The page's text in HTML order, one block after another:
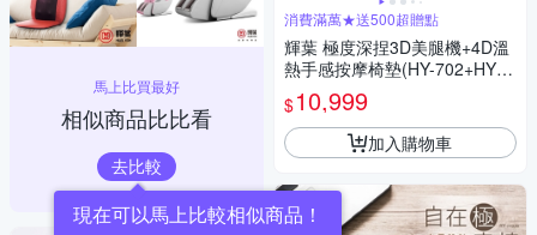
馬上比買最好
相似商品比比看
去比較
現在可以馬上比較相似商品！
消費滿萬★送500超贈點
輝葉 極度深捏3D美腿機+4D溫
熱手感按摩椅墊(HY-702+HY-6
33)
$10,999
加入購物車